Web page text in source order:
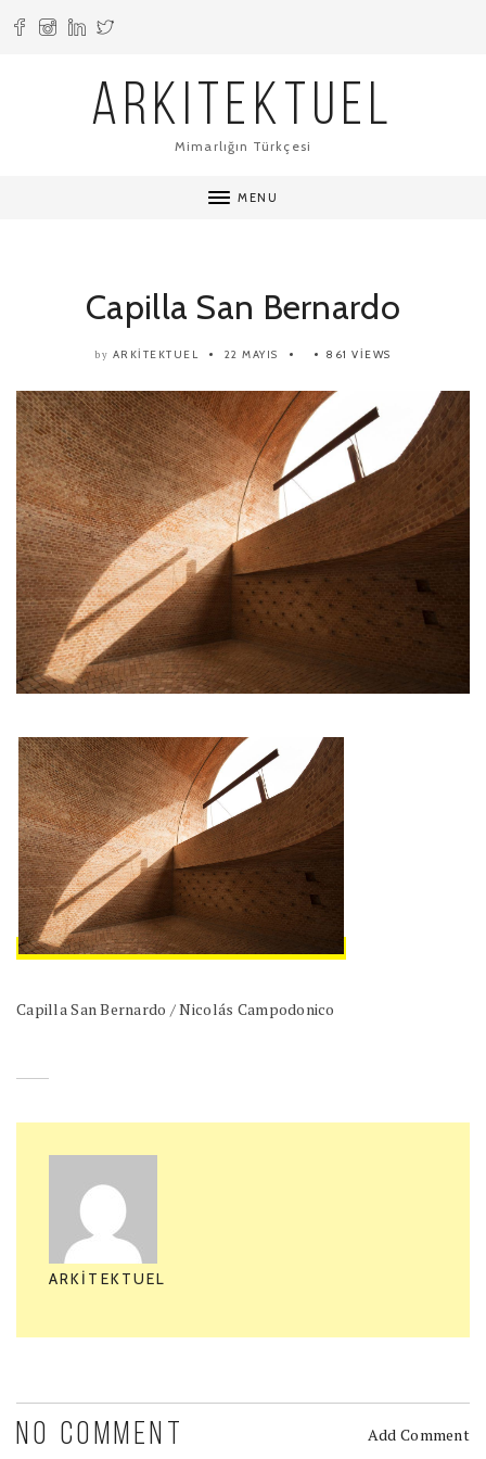
ARKITEKTUEL
Mimarlığın Türkçesi
MENU
Capilla San Bernardo
by ARKITEKTUEL 22 MAYIS 861 VIEWS
Capilla San Bernardo / Nicolás Campodonico
ARKITEKTUEL
NO COMMENT Add Comment